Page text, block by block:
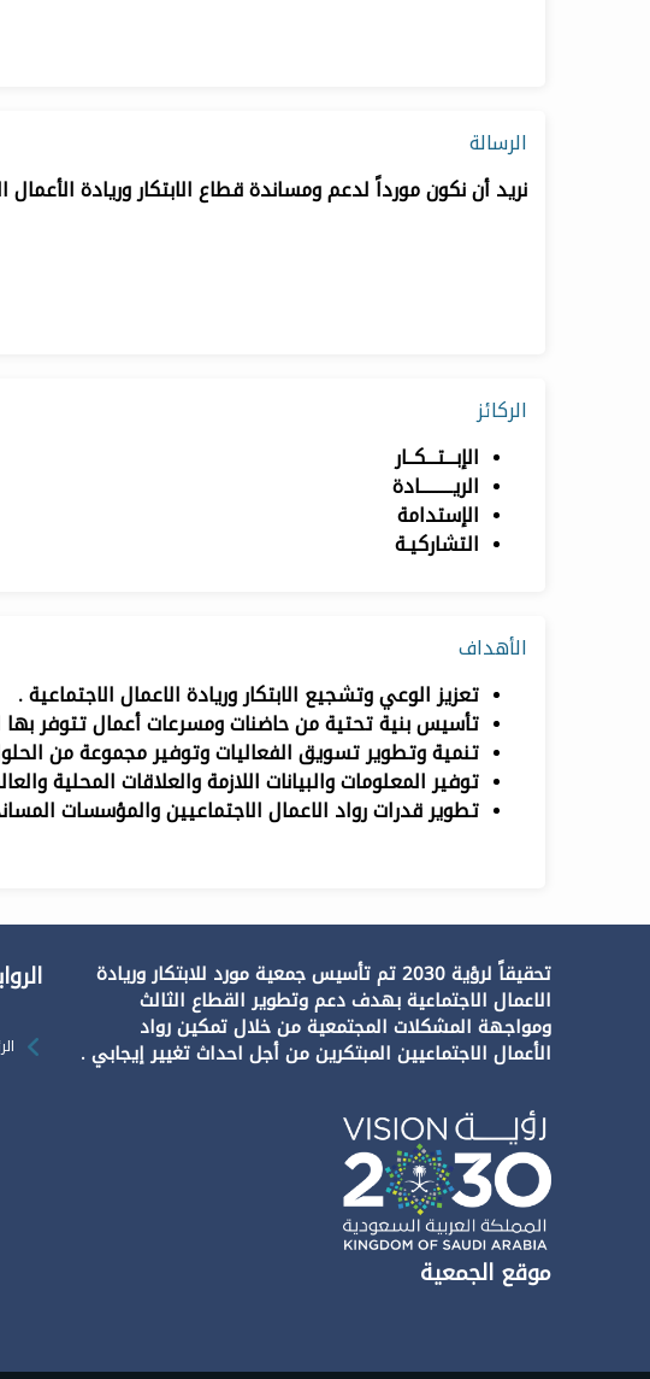
الرسالة
نريد أن نكون مورداً لدعم ومساندة قطاع الابتكار وريادة الأعمال
الركائز
الإبـــتـــكــار
الريـــــــــادة
الإستدامة
التشاركيـة
الأهداف
تعزيز الوعي وتشجيع الابتكار وريادة الاعمال الاجتماعية .
تأسيس بنية تحتية من حاضنات ومسرعات أعمال تتوفر بها
تنمية وتطوير تسويق الفعاليات وتوفير مجموعة من
توفير المعلومات والبيانات اللازمة والعلاقات المحلية
تطوير قدرات رواد الاعمال الاجتماعيين والمؤسسات
تحقيقاً لرؤية 2030 تم تأسيس جمعية مورد للابتكار وريادة
الاعمال الاجتماعية بهدف دعم وتطوير القطاع الثالث
ومواجهة المشكلات المجتمعية من خلال تمكين رواد
الأعمال الاجتماعيين المبتكرين من أجل احداث تغيير إيجابي .
موقع الجمعية